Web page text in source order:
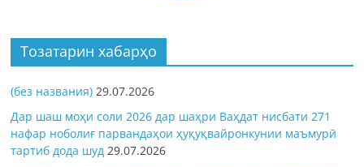
Тозатарин хабарҳо
(без названия) 29.07.2026
Дар шаш моҳи соли 2026 дар шаҳри Ваҳдат нисбати 271
нафар ноболиғ парвандаҳои ҳуқуқвайронкунии маъмурӣ
тартиб дода шуд 29.07.2026